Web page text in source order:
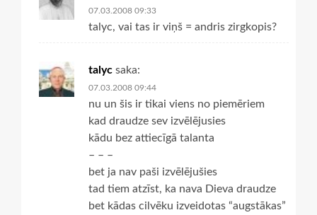
07.03.2008 09:33
talyc, vai tas ir viņš = andris zirgkopis?
talyc saka:
07.03.2008 09:44
nu un šis ir tikai viens no piemēriem
kad draudze sev izvēlējusies
kādu bez attiecīgā talanta
– – –
bet ja nav paši izvēlējušies
tad tiem atzīst, ka nava Dieva draudze
bet kādas cilvēku izveidotas “augstākas”